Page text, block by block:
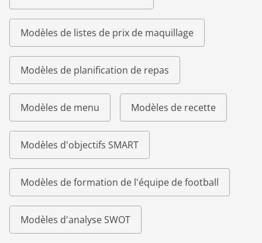
Modèles de listes de prix de maquillage
Modèles de planification de repas
Modèles de menu Modèles de recette
Modèles d'objectifs SMART
Modèles de formation de l'équipe de football
Modèles d'analyse SWOT